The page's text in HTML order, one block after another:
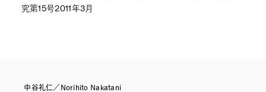
究第15号2011年3月
中谷礼仁／Norihito Nakatani